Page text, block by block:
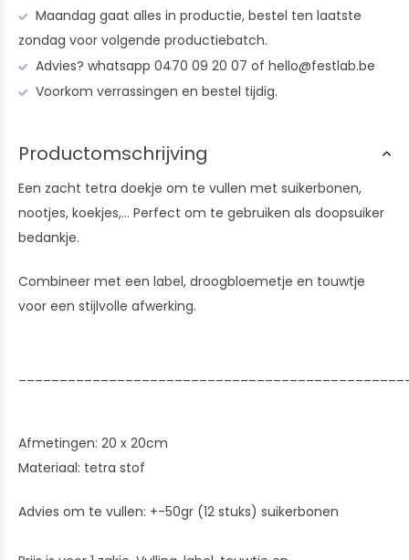
Maandag gaat alles in productie, bestel ten laatste
zondag voor volgende productiebatch.
Advies? whatsapp 0470 09 20 07 of hello@festlab.be
Voorkom verrassingen en bestel tijdig.
Productomschrijving
Een zacht tetra doekje om te vullen met suikerbonen,
nootjes, koekjes,... Perfect om te gebruiken als doopsuiker
bedankje.
Combineer met een label, droogbloemetje en touwtje
voor een stijlvolle afwerking.
Afmetingen: 20 x 20cm
Materiaal: tetra stof
Advies om te vullen: +-50gr (12 stuks) suikerbonen